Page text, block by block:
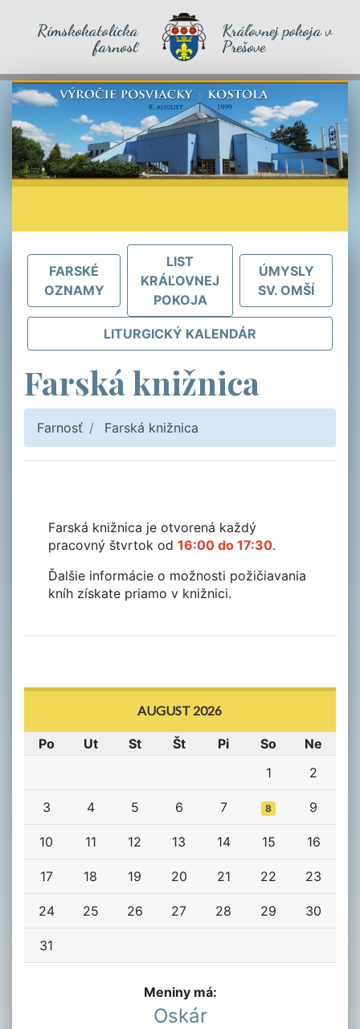
Rímskokatolícka
farnosť
Kráľovnej pokoja v
Prešove
FARSKÉ
OZNAMY
LIST
KRÁĽOVNEJ
POKOJA
ÚMYSLY
SV. OMŠÍ
LITURGICKÝ KALENDÁR
Farská knižnica
Farnosť Farská knižnica
Farská knižnica je otvorená každý
pracovný štvrtok od 16:00 do 17:30.
Ďalšie informácie o možnosti požičiavania
kníh získate priamo v knižnici.
AUGUST 2026
Po Ut St Št Pi So
Ne
1
2
3 4 5 6 7 8 9
10 11 12 13 14 15 16
17 18 19 20 21 22 23
24 25 26 27 28 29 30
31
Meniny má:
Oskár